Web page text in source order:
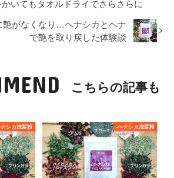
いてもタオルドライでさらさらに
艶がなくなり…ヘナシカとヘナ
で艶を取り戻した体験談
こちらの記事も
シカ洗髪粉 -ヘナシカ洗髪粉